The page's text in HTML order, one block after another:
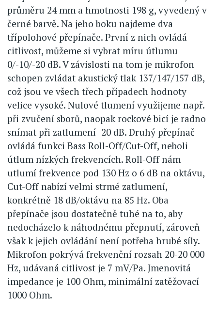
průměru 24 mm a hmotnosti 198 g, vyvedený v
černé barvě. Na jeho boku najdeme dva
třípolohové přepínače. První z nich ovládá
citlivost, můžeme si vybrat míru útlumu
0/-10/-20 dB. V závislosti na tom je mikrofon
schopen zvládat akustický tlak 137/147/157 dB,
což jsou ve všech třech případech hodnoty
velice vysoké. Nulové tlumení využijeme např.
při zvučení sborů, naopak rockové bicí je radno
snímat při zatlumení -20 dB. Druhý přepínač
ovládá funkci Bass Roll-Off/Cut-Off, neboli
útlum nízkých frekvencích. Roll-Off nám
utlumí frekvence pod 130 Hz o 6 dB na oktávu,
Cut-Off nabízí velmi strmé zatlumení,
konkrétně 18 dB/oktávu na 85 Hz. Oba
přepínače jsou dostatečně tuhé na to, aby
nedocházelo k náhodnému přepnutí, zároveň
však k jejich ovládání není potřeba hrubé síly.
Mikrofon pokrývá frekvenční rozsah 20-20 000
Hz, udávaná citlivost je 7 mV/Pa. Jmenovitá
impedance je 100 Ohm, minimální zatěžovací
1000 Ohm.